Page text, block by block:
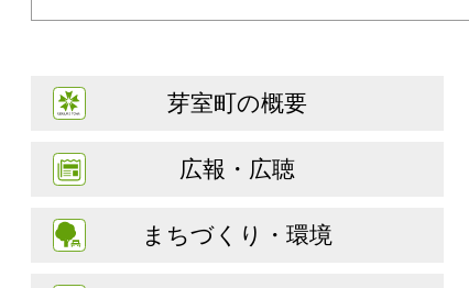
芽室町の概要
広報・広聴
まちづくり・環境